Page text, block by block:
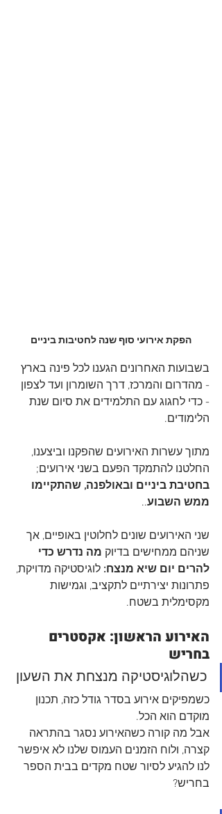
הפקת אירועי סוף שנה לחטיבות ביניים
בשבועות האחרונים הגענו לכל פינה בארץ
- מהדרום והמרכז, דרך השומרון ועד לצפון
- כדי לחגוג עם התלמידים את סיום שנת
הלימודים.
מתוך עשרות האירועים שהפקנו וביצענו,
החלטנו להתמקד הפעם בשני אירועים;
בחטיבת ביניים ובאולפנה, שהתקיימו
ממש השבוע..
שני האירועים שונים לחלוטין באופיים, אך
שניהם ממחישים בדיוק מה נדרש כדי
להרים יום שיא מנצח: לוגיסטיקה מדויקת,
פתרונות יצירתיים לתקציב, וגמישות
מקסימלית בשטח.
האירוע הראשון: אקסטרים
בחריש
כשהלוגיסטיקה מנצחת את השעון
כשמפיקים אירוע בסדר גודל כזה, תכנון
מוקדם הוא הכל.
אבל מה קורה כשהאירוע נסגר בהתראה
קצרה, ולוח הזמנים העמוס שלנו לא איפשר
לנו להגיע לסיור שטח מקדים בבית הספר
בחריש?